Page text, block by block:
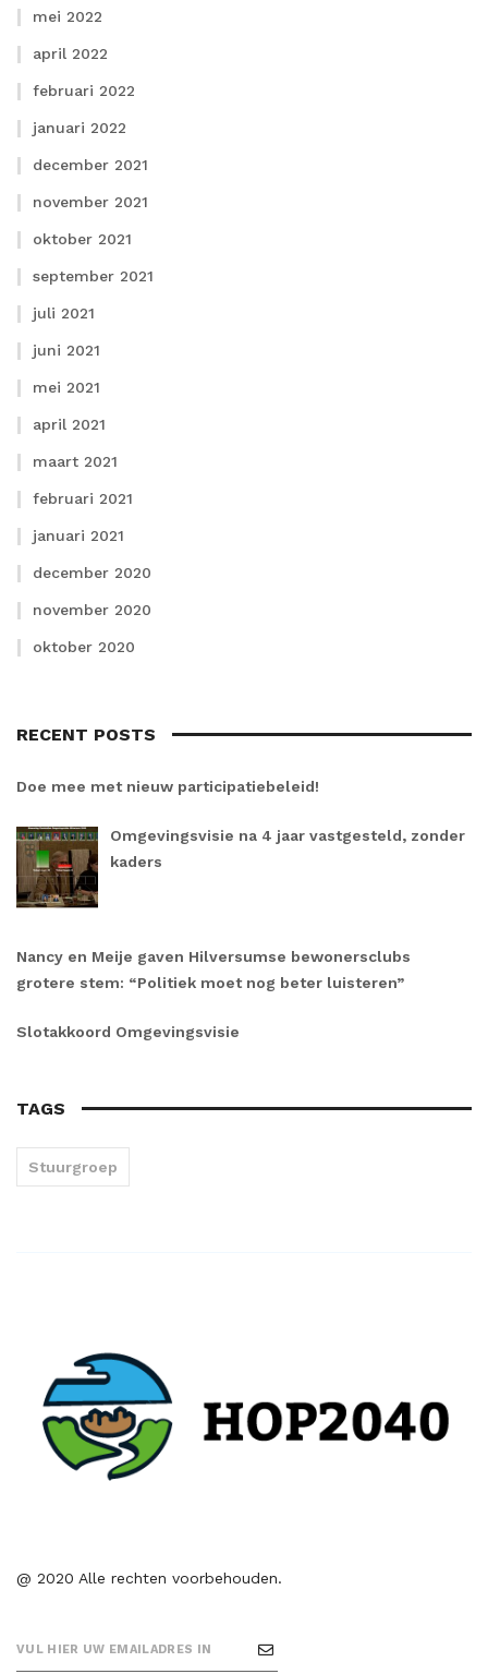
mei 2022
april 2022
februari 2022
januari 2022
december 2021
november 2021
oktober 2021
september 2021
juli 2021
juni 2021
mei 2021
april 2021
maart 2021
februari 2021
januari 2021
december 2020
november 2020
oktober 2020
RECENT POSTS
Doe mee met nieuw participatiebeleid!
Omgevingsvisie na 4 jaar vastgesteld, zonder
kaders
Nancy en Meije gaven Hilversumse bewonersclubs
grotere stem: “Politiek moet nog beter luisteren”
Slotakkoord Omgevingsvisie
TAGS
Stuurgroep
@ 2020 Alle rechten voorbehouden.